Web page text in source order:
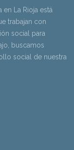
La Rioja está
trabajan con
social para
buscamos
social de nuestra